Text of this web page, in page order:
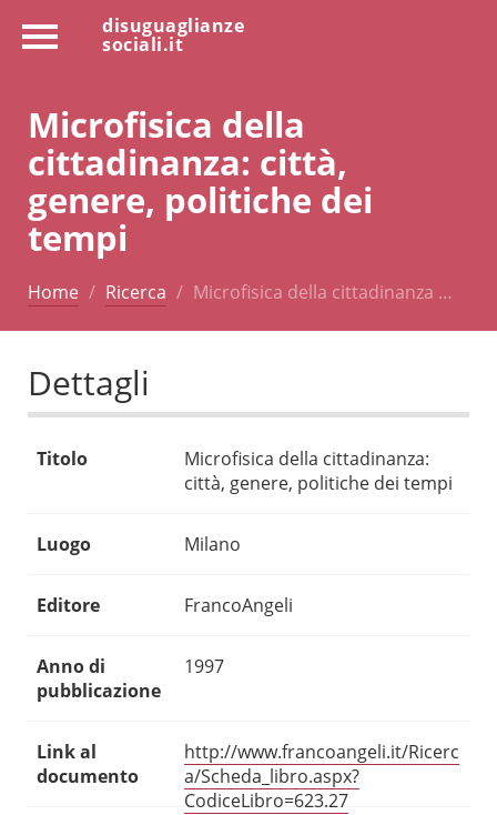
disuguaglianze
sociali.it
Microfisica della
cittadinanza: città,
genere, politiche dei
tempi
Home Ricerca Microfisica della cittadinanza …
Dettagli
Titolo
Microfisica della cittadinanza:
città, genere, politiche dei tempi
Luogo Milano
Editore FrancoAngeli
Anno di
pubblicazione
1997
Link al
documento
http://www.francoangeli.it/Ricerc
a/Scheda_libro.aspx?
CodiceLibro=623.27